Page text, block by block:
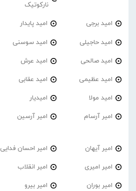
نارکوتیک
امید برجی امید پایدار
امید حاجیلی امید سوسنی
امید صالحی امید عرش
امید عظیمی امید عقابی
امید مولا امیدیار
امیر آرسام امیر آرسین
امیر آیهان امیر احسان فدایی
امیر امیری امیر انقلاب
امیر‌ بوران امیر بیرو